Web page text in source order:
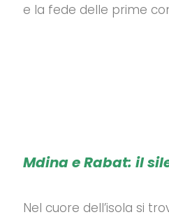
e la fede delle prime
Mdina e Rabat: il
Nel cuore dell’isola si